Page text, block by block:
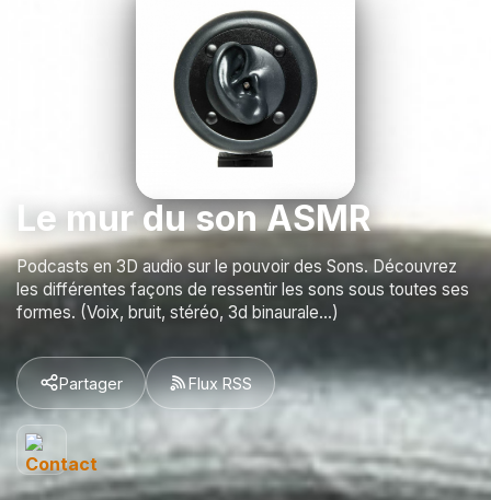
Le mur du son ASMR
Podcasts en 3D audio sur le pouvoir des Sons. Découvrez
les différentes façons de ressentir les sons sous toutes ses
formes. (Voix, bruit, stéréo, 3d binaurale...)
Partager Flux RSS